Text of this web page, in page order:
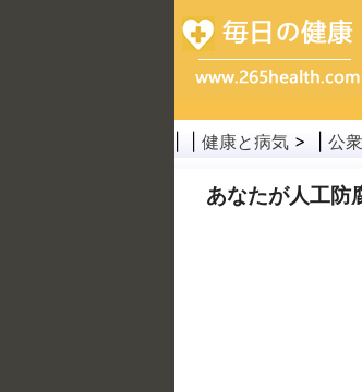
健康と病気 > | 公
あなたが人工防